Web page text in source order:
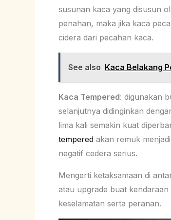
susunan kaca yang disusun
penahan, maka jika kaca
cidera dari pecahan kaca.
See also Kaca Belakang
Kaca Tempered: digunakan
selanjutnya didinginkan
lima kali semakin kuat
tempered akan remuk
negatif cedera serius.
Mengerti ketaksamaan di
atau upgrade buat
keselamatan serta peranan.